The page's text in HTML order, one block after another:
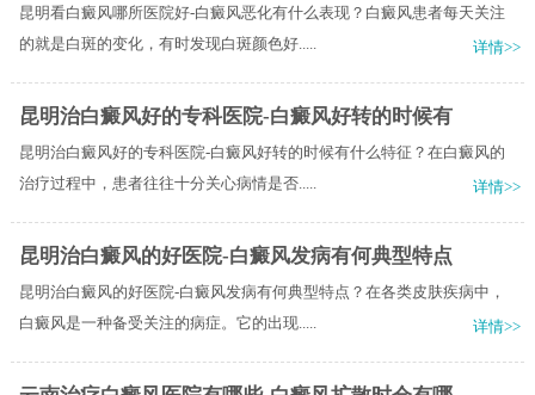
昆明看白癜风哪所医院好-白癜风恶化有什么表现？白癜风患者每天关注
的就是白斑的变化，有时发现白斑颜色好.....
详情>>
昆明治白癜风好的专科医院-白癜风好转的时候有
昆明治白癜风好的专科医院-白癜风好转的时候有什么特征？在白癜风的
治疗过程中，患者往往十分关心病情是否.....
详情>>
昆明治白癜风的好医院-白癜风发病有何典型特点
昆明治白癜风的好医院-白癜风发病有何典型特点？在各类皮肤疾病中，
白癜风是一种备受关注的病症。它的出现.....
详情>>